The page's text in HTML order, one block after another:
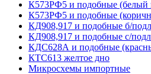
К573РФ5 и подобные (белый
К573РФ5 и подобные
КД908,917 и подобные б/
КД908,917 и подобные с/
КДС628А и подобные
КТС613 желтое дно
Микросхемы импортные